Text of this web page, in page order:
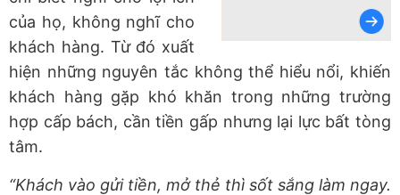
của họ, không nghĩ cho
khách hàng. Từ đó xuất
hiện những nguyên tắc không thể hiểu nổi, khiến
khách hàng gặp khó khăn trong những trường
hợp cấp bách, cần tiền gấp nhưng lại lực bất tòng
tâm.
“Khách vào gửi tiền, mở thẻ thì sốt sắng làm ngay.